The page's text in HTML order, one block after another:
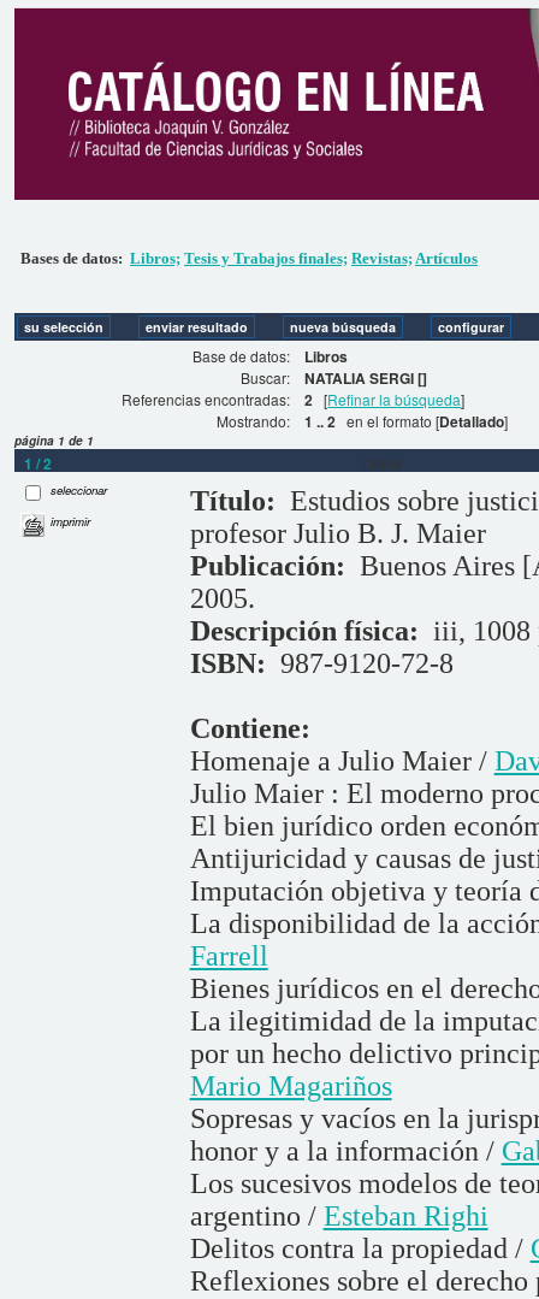
Bases de datos: Libros; Tesis y Trabajos finales; Revistas;Artículos
Base de datos: Libros
Buscar: NATALIA SERGI []
Referencias encontradas: 2 [Refinar la búsqueda]
Mostrando:
1 .. 2 en el formato [Detallado]
página 1 de 1
1 / 2 Libros
seleccionar
imprimir
Título: Estudios sobre
profesor Julio B. J. Maier
Publicación: Buenos Aires
2005.
Descripción física: iii, 1008
ISBN: 987-9120-72-8
Contiene:
Homenaje a Julio Maier /
Julio Maier : El moderno
El bien jurídico orden
Antijuricidad y causas de
Imputación objetiva y teoría
La disponibilidad de la
Farrell
Bienes jurídicos en el
La ilegitimidad de la
por un hecho delictivo
Mario Magariños
Sopresas y vacíos en la
honor y a la información /
Los sucesivos modelos de
argentino / Esteban Righi
Delitos contra la propiedad /
Reflexiones sobre el